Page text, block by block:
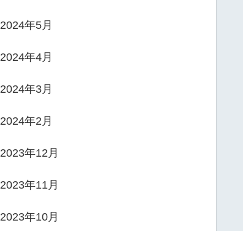
2024年5月
2024年4月
2024年3月
2024年2月
2023年12月
2023年11月
2023年10月